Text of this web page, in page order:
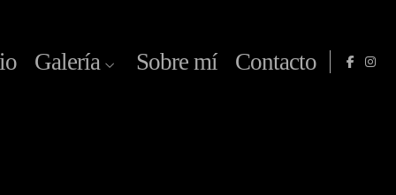
Galería Sobre mí Contacto